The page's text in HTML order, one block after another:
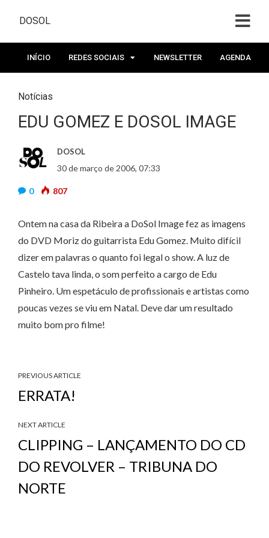
DOSOL
INÍCIO REDES SOCIAIS NEWSLETTER AGENDA
Notícias
EDU GOMEZ E DOSOL IMAGE
DOSOL
30 de março de 2006, 07:33
0 807
Ontem na casa da Ribeira a DoSol Image fez as imagens
do DVD Moriz do guitarrista Edu Gomez. Muito difícil
dizer em palavras o quanto foi legal o show. A luz de
Castelo tava linda, o som perfeito a cargo de Edu
Pinheiro. Um espetáculo de profissionais e artistas como
poucas vezes se viu em Natal. Deve dar um resultado
muito bom pro filme!
PREVIOUS ARTICLE
ERRATA!
NEXT ARTICLE
CLIPPING – LANÇAMENTO DO CD
DO REVOLVER – TRIBUNA DO
NORTE